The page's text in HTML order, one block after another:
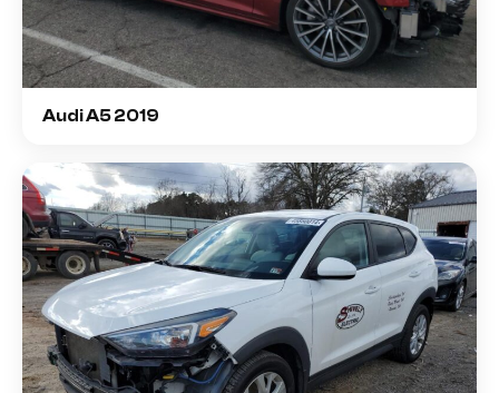
Audi A5 2019